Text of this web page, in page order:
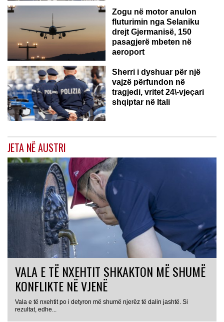
Zogu në motor anulon
fluturimin nga Selaniku
drejt Gjermanisë, 150
pasagjerë mbeten në
aeroport
ITALI
Sherri i dyshuar për një
vajzë përfundon në
tragjedi, vritet 24\-vjeçari
shqiptar në Itali
JETA NË AUSTRI
VALA E TË NXEHTIT SHKAKTON MË SHUMË
KONFLIKTE NË VJENË
Vala e të nxehtit po i detyron më shumë njerëz të dalin jashtë. Si
rezultat, edhe...